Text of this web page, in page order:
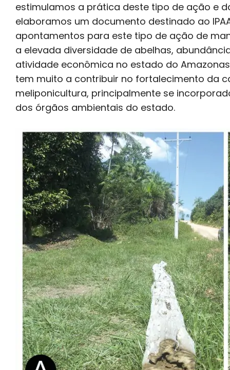
estimulamos a prática deste tipo de ação e
elaboramos um documento destinado ao
apontamentos para este tipo de ação de
a elevada diversidade de abelhas,
atividade econômica no estado do
tem muito a contribuir no fortalecimento da
meliponicultura, principalmente se
dos órgãos ambientais do estado.